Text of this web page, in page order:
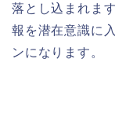
落とし込まれま
報を潜在意識に
ンになります。